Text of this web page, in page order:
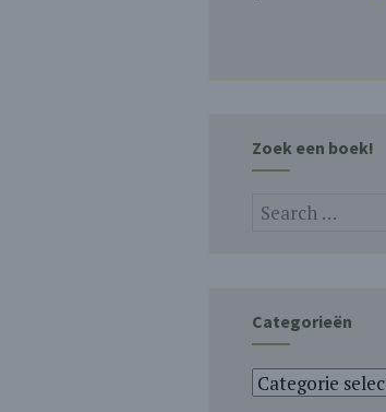
Zoek een boek!
Categorieën
Categorieën